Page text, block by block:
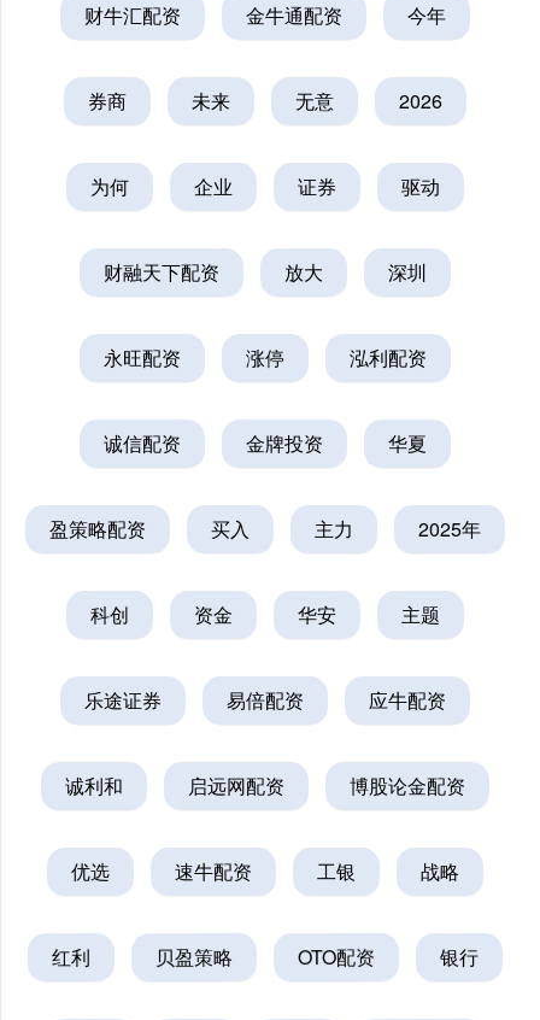
财牛汇配资 金牛通配资 今年
券商 未来 无意 2026
为何 企业 证券 驱动
财融天下配资 放大 深圳
永旺配资 涨停 泓利配资
诚信配资 金牌投资 华夏
盈策略配资 买入 主力 2025年
科创 资金 华安 主题
乐途证券 易倍配资 应牛配资
诚利和 启远网配资 博股论金配资
优选 速牛配资 工银 战略
红利 贝盈策略 OTO配资 银行